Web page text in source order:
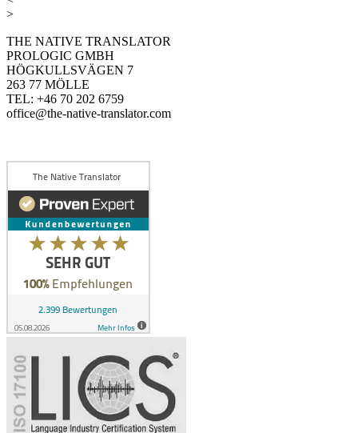
>
THE NATIVE TRANSLATOR
PROLOGIC GMBH
HÖGKULLSVÄGEN 7
263 77 MÖLLE
TEL: +46 70 202 6759
office@the-native-translator.com